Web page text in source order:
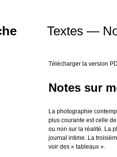
Textes —
Télécharger la version
Notes sur
La photographie
plus courante est celle
ou non sur la réalité. La
journal intime. La
voir des « tableaux ».